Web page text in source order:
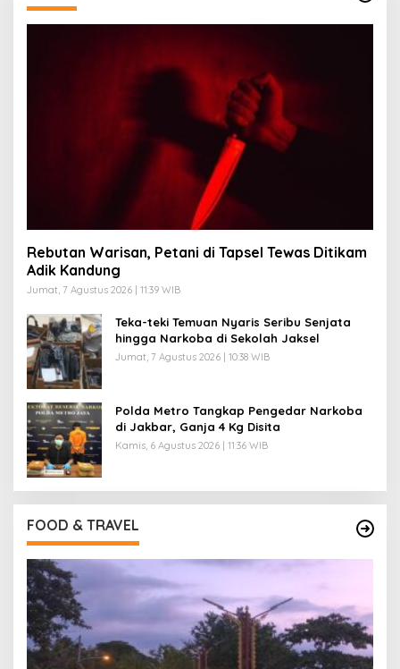
Rebutan Warisan, Petani di Tapsel Tewas Ditikam
Adik Kandung
Jumat, 7 Agustus 2026 | 11:39 WIB
Teka-teki Temuan Nyaris Seribu Senjata
hingga Narkoba di Sekolah Jaksel
Jumat, 7 Agustus 2026 | 10:38 WIB
Polda Metro Tangkap Pengedar Narkoba
di Jakbar, Ganja 4 Kg Disita
Kamis, 6 Agustus 2026 | 11:36 WIB
FOOD & TRAVEL